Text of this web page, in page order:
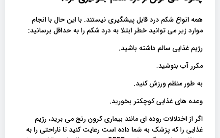
همه انواع شکم درد قابل پیشگیری نیستند. با این حال با انجام
موارد زیر می توانید خطر ابتلا به درد شکم را به حداقل برسانید:
رژیم غذایی سالم داشته باشید.
مکرر آب بنوشید.
به طور منظم ورزش کنید.
وعده های غذایی کوچکتر بخورید.
اگر از اختلالات روده ای مانند بیماری کرون رنج می برید، رژیم
غذایی را که پزشک به شما داده است رعایت کنید تا ناراحتی را به